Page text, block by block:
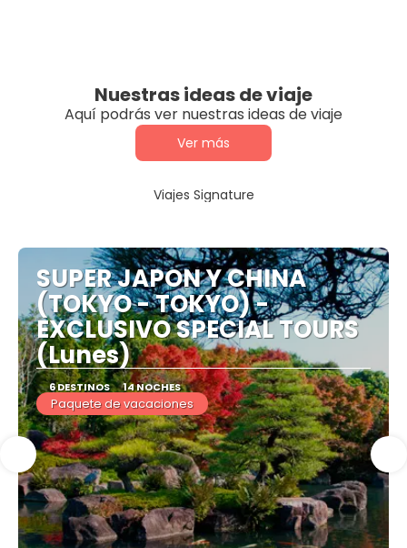
Nuestras ideas de viaje
Aquí podrás ver nuestras ideas de viaje
Ver más
Viajes Signature
SUPER JAPON Y CHINA
(TOKYO - TOKYO) -
EXCLUSIVO SPECIAL TOURS
(Lunes)
6 DESTINOS 14 NOCHES
Paquete de vacaciones